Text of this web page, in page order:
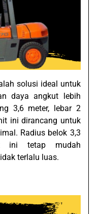
solusi ideal untuk
daya angkut lebih
3,6 meter, lebar 2
ini dirancang untuk
Radius belok 3,3
ini tetap mudah
terlalu luas.